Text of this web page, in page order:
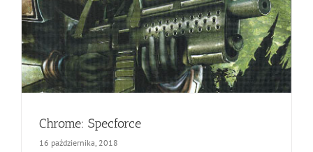
Chrome: Specforce
16 października, 2018